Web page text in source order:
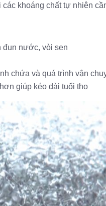
khoáng chất tự nhiên
đun nước, vòi sen
chứa và quá trình vận
giúp kéo dài tuổi thọ